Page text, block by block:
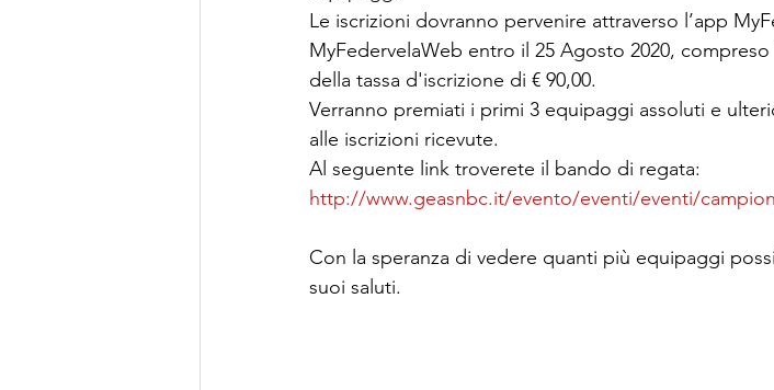
Le iscrizioni dovranno pervenire attraverso l’app
MyFedervelaWeb entro il 25 Agosto 2020,
della tassa d'iscrizione di € 90,00.
Verranno premiati i primi 3 equipaggi assoluti e
alle iscrizioni ricevute.
Al seguente link troverete il bando di regata:
http://www.geasnbc.it/evento/eventi/eventi/
Con la speranza di vedere quanti più equipaggi
suoi saluti.